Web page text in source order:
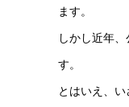
ます。
しかし近年
す。
とはいえ、